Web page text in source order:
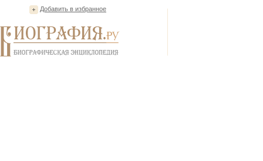
Добавить в избранное